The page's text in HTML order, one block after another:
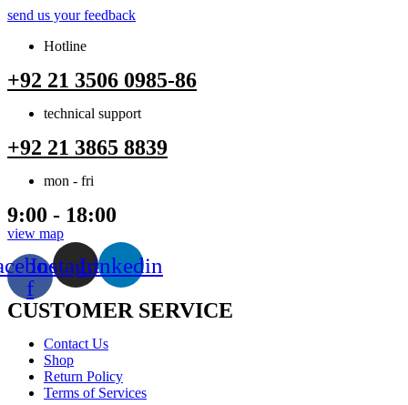
send us your feedback
Hotline
+92 21 3506 0985-86
technical support
+92 21 3865 8839
mon - fri
9:00 - 18:00
view map
f
InstagramLinkedin
CUSTOMER SERVICE
Menu
Contact Us
Shop
Return Policy
Terms of Services